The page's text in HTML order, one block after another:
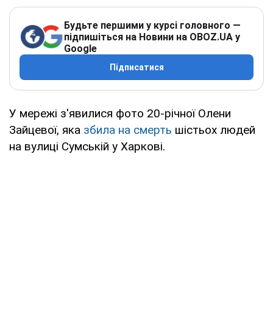
Будьте першими у курсі головного —
підпишіться на Новини на OBOZ.UA у
Google
Підписатися
У мережі з'явилися фото 20-річної Олени
Зайцевої, яка збила на смерть шістьох людей
на вулиці Сумській у Харкові.